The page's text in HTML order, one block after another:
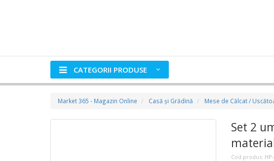
CATEGORII PRODUSE
Market 365 - Magazin Online Casă şi Grădină Mese de Călcat /
Set 2
Cod produs: